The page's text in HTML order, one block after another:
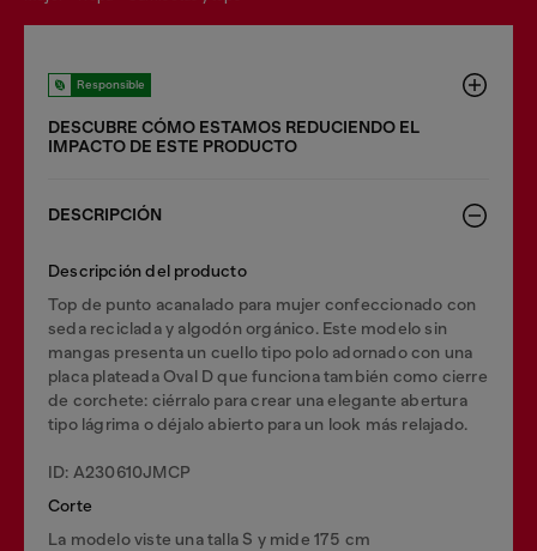
Responsible
DESCUBRE CÓMO ESTAMOS REDUCIENDO EL
IMPACTO DE ESTE PRODUCTO
DESCRIPCIÓN
Descripción del producto
Top de punto acanalado para mujer confeccionado con
seda reciclada y algodón orgánico. Este modelo sin
mangas presenta un cuello tipo polo adornado con una
placa plateada Oval D que funciona también como cierre
de corchete: ciérralo para crear una elegante abertura
tipo lágrima o déjalo abierto para un look más relajado.
ID: A230610JMCP
Corte
La modelo viste una talla S y mide 175 cm